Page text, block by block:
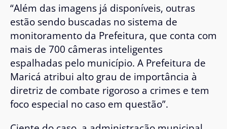
“Além das imagens já disponíveis, outras
estão sendo buscadas no sistema de
monitoramento da Prefeitura, que conta com
mais de 700 câmeras inteligentes
espalhadas pelo município. A Prefeitura de
Maricá atribui alto grau de importância à
diretriz de combate rigoroso a crimes e tem
foco especial no caso em questão”.